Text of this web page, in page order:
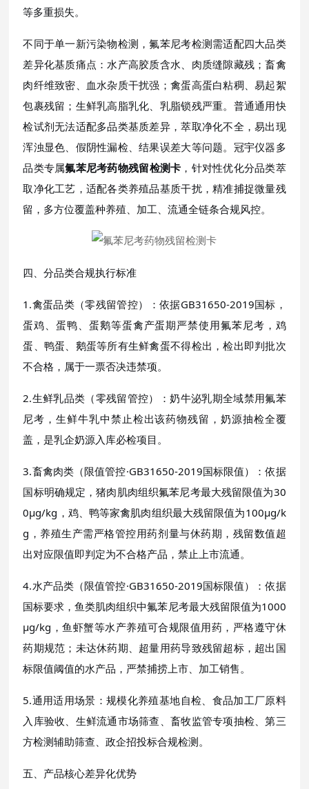
等多重损失。
不同于单一新污染物检测，氟苯尼考检测需适配四大品类
差异化基质痛点：水产高胶质含水、肉质缝隙藏残；畜禽
肉纤维致密、血水杂质干扰强；禽蛋高蛋白粘稠、易起絮
包裹残留；生鲜乳高脂乳化、乳脂锁残严重。普通通用快
检试剂无法适配多品类基质差异，萃取净化不全，易出现
浑浊显色、假阴性漏检、结果误差大等问题。冠宇仪器多
品类专属氟苯尼考药物残留检测卡 ，针对性优化分品类萃
取净化工艺，适配各类养殖品基质干扰，精准捕捉微量残
留，多方位覆盖种养殖、加工、流通全链条合规风控。
四、分品类合规执行标准
1.禽蛋品类（零残留管控）：依据GB31650-2019国标，
蛋鸡、蛋鸭、蛋鹅等蛋禽产蛋期严禁使用氟苯尼考，鸡
蛋、鸭蛋、鹅蛋等所有生鲜禽蛋不得检出，检出即判批次
不合格，属于一票否决违禁项。
2.生鲜乳品类（零残留管控）：奶牛泌乳期全域禁用氟苯
尼考，生鲜牛乳中禁止检出该药物残留，奶源抽检全覆
盖，是乳企奶源入库必检项目。
3.畜禽肉类（限值管控·GB31650-2019国标限值）：依据
国标明确规定，猪肉肌肉组织氟苯尼考最大残留限值为30
0μg/kg，鸡、鸭等家禽肌肉组织最大残留限值为100μg/k
g，养殖生产需严格管控用药剂量与休药期，残留数值超
出对应限值即判定为不合格产品，禁止上市流通。
4.水产品类（限值管控·GB31650-2019国标限值）：依据
国标要求，鱼类肌肉组织中氟苯尼考最大残留限值为1000
μg/kg，鱼虾蟹等水产养殖可合规限值用药，严格遵守休
药期规范；未达休药期、超量用药导致残留超标，超出国
标限值阈值的水产品，严禁捕捞上市、加工销售。
5.通用适用场景：规模化养殖基地自检、食品加工厂原料
入库验收、生鲜流通市场筛查、畜牧监管专项抽检、第三
方检测辅助筛查、政企招投标合规检测。
五、产品核心差异化优势